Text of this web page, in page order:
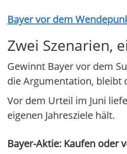
Bayervor dem
Zwei Szenarien,
Gewinnt Bayer vor dem
die Argumentation, bleibt
Vor dem Urteil im Juni
eigenen Jahresziele hält.
Bayer-Aktie: Kaufen oder